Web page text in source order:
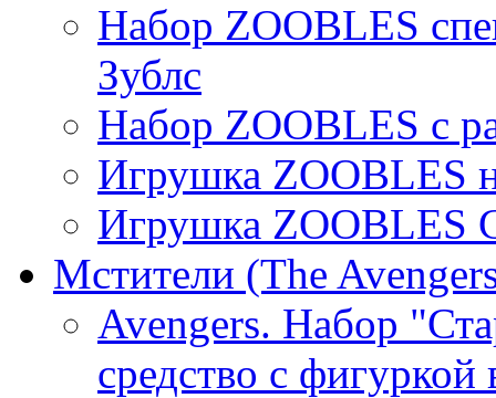
Набор ZOOBLES
Зублс
Набор ZOOBLES с
Игрушка ZOOBLES
Игрушка ZOOBLES
Мстители (The
Avengers. Набор
средство с фигуркой